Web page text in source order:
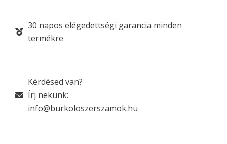
30 napos elégedettségi garancia minden
termékre
Kérdésed van?
Írj nekünk:
info@burkoloszerszamok.hu